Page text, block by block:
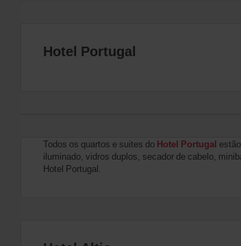
Hotel Portugal
Todos os quartos e suites do Hotel Portugal
iluminado, vidros duplos, secador de cabelo,
Hotel Portugal.